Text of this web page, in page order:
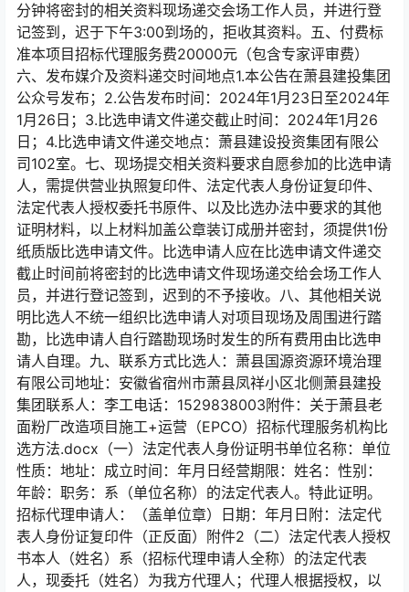
分钟将密封的相关资料现场递交会场工作人员，并进行登
记签到，迟于下午3:00到场的，拒收其资料。五、付费标
准本项目招标代理服务费20000元（包含专家评审费）
六、发布媒介及资料递交时间地点1.本公告在萧县建投集团
公众号发布；2.公告发布时间：2024年1月23日至2024年
1月26日；3.比选申请文件递交截止时间：2024年1月26
日；4.比选申请文件递交地点：萧县建设投资集团有限公
司102室。七、现场提交相关资料要求自愿参加的比选申请
人，需提供营业执照复印件、法定代表人身份证复印件、
法定代表人授权委托书原件、以及比选办法中要求的其他
证明材料，以上材料加盖公章装订成册并密封，须提供1份
纸质版比选申请文件。比选申请人应在比选申请文件递交
截止时间前将密封的比选申请文件现场递交给会场工作人
员，并进行登记签到，迟到的不予接收。八、其他相关说
明比选人不统一组织比选申请人对项目现场及周围进行踏
勘，比选申请人自行踏勘现场时发生的所有费用由比选申
请人自理。九、联系方式比选人：萧县国源资源环境治理
有限公司地址：安徽省宿州市萧县凤祥小区北侧萧县建投
集团联系人：李工电话：1529838003附件：关于萧县老
面粉厂改造项目施工+运营（EPCO）招标代理服务机构比
选方法.docx（一）法定代表人身份证明书单位名称：单位
性质：地址：成立时间：年月日经营期限：姓名：性别：
年龄：职务：系（单位名称）的法定代表人。特此证明。
招标代理申请人：（盖单位章）日期：年月日附：法定代
表人身份证复印件（正反面）附件2（二）法定代表人授权
书本人（姓名）系（招标代理申请人全称）的法定代表
人，现委托（姓名）为我方代理人；代理人根据授权，以